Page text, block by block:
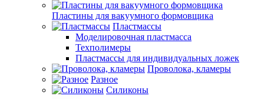
Пластины для вакуумного формовщика
Пластмассы
Моделировочная пластмасса
Техполимеры
Пластмассы для индивидуальных ложек
Проволока, кламеры
Разное
Силиконы